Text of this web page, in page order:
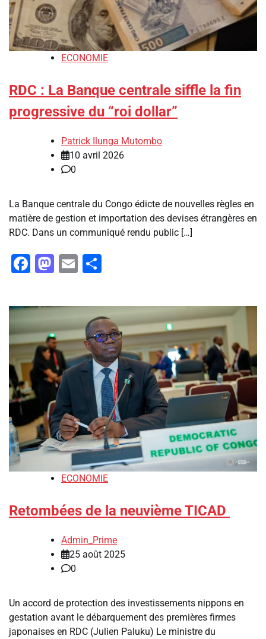
ECONOMIE
RDC : La Banque centrale siffle la fin
progressive du “roi dollar”
Patrick Ilunga Mutombo
10 avril 2026
0
La Banque centrale du Congo édicte de nouvelles règles en
matière de gestion et importation des devises étrangères en
RDC. Dans un communiqué rendu public […]
Facebook
Mastodon
Email
ECONOMIE
Retombées de la neuvième TICAD
Admin_Prime
25 août 2025
0
‎Un accord de protection des investissements nippons en
gestation avant le débarquement des premières firmes
japonaises en RDC (Julien Paluku) ‎‎Le ministre du